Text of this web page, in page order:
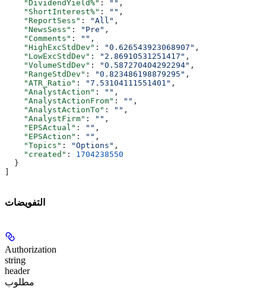
    "DividendYield%"
: "" ,
    "ShortInterest%"
: "" ,
    "ReportSess"
: "All" ,
    "NewsSess"
: "Pre" ,
    "Comments"
: "" ,
    "HighExcStdDev"
: "0.626543923068907" ,
    "LowExcStdDev"
: "2.86910531251417" ,
    "VolumeStdDev"
: "0.587270404292294" ,
    "RangeStdDev"
: "0.823486198879295" ,
    "ATR_Ratio"
: "7.53104111551401" ,
    "AnalystAction"
: "" ,
    "AnalystActionFrom"
: "" ,
    "AnalystActionTo"
: "" ,
    "AnalystFirm"
: "" ,
    "EPSActual"
: "" ,
    "EPSAction"
: "" ,
    "Topics"
: "Options" ,
    "created"
: 1704238550
  }
التفويضات
Authorization
string
header
مطلوب